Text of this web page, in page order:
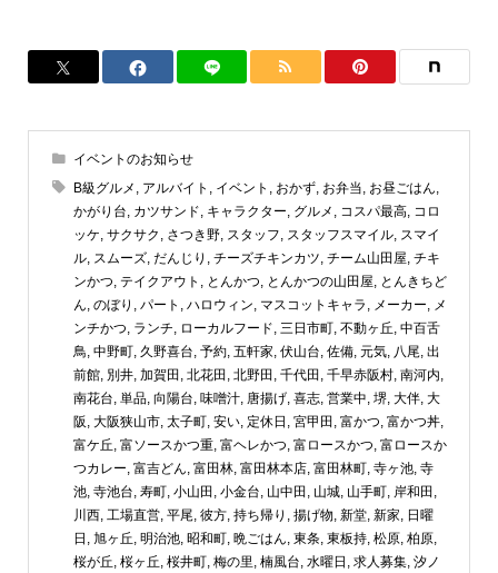
イベントのお知らせ
B級グルメ , アルバイト , イベント , おかず, お弁当, お昼ごはん,
かがり台, カツサンド, キャラクター, グルメ , コスパ最高, コロ
ッケ, サクサク , さつき野, スタッフ, スタッフスマイル, スマイ
ル, スムーズ, だんじり , チーズチキンカツ, チーム山田屋, チキ
ンかつ, テイクアウト , とんかつ, とんかつの山田屋, とんきちど
ん, のぼり , パート , ハロウィン, マスコットキャラ , メーカー, メ
ンチかつ, ランチ, ローカルフード, 三日市町, 不動ヶ丘, 中百舌
鳥, 中野町, 久野喜台, 予約, 五軒家, 伏山台, 佐備, 元気, 八尾, 出
前館, 別井, 加賀田 , 北花田 , 北野田 , 千代田 , 千早赤阪村, 南河内,
南花台, 単品, 向陽台, 味噌汁, 唐揚げ, 喜志, 営業中, 堺, 大伴, 大
阪 , 大阪狭山市, 太子町, 安い, 定休日 , 宮甲田 , 富かつ, 富かつ丼,
富ケ丘, 富ソースかつ重, 富ヘレかつ, 富ロースかつ, 富ロースか
つカレー, 富吉どん, 富田林, 富田林本店, 富田林町, 寺ヶ池, 寺
池, 寺池台, 寿町, 小山田 , 小金台, 山中田 , 山城, 山手町, 岸和田 ,
川西, 工場直営, 平尾, 彼方, 持ち帰り , 揚げ物, 新堂, 新家, 日曜
日 , 旭ヶ丘, 明治池, 昭和町, 晩ごはん, 東条, 東板持, 松原, 柏原,
桜が丘, 桜ヶ丘, 桜井町, 梅の里, 楠風台, 水曜日 , 求人募集, 汐ノ